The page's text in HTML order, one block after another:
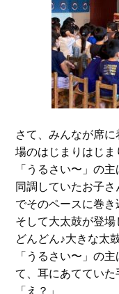
さて、みんなが席
場のはじまりはじま
「うるさい〜」の
同調していたお子
でそのペースに巻き
そして大太鼓が登
どんどん♪大きな太
「うるさい〜」の
て、耳にあてていた
「え？」